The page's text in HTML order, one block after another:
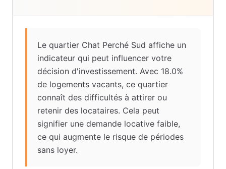
Le quartier Chat Perché Sud affiche un
indicateur qui peut influencer votre
décision d'investissement. Avec 18.0%
de logements vacants, ce quartier
connaît des difficultés à attirer ou
retenir des locataires. Cela peut
signifier une demande locative faible,
ce qui augmente le risque de périodes
sans loyer.